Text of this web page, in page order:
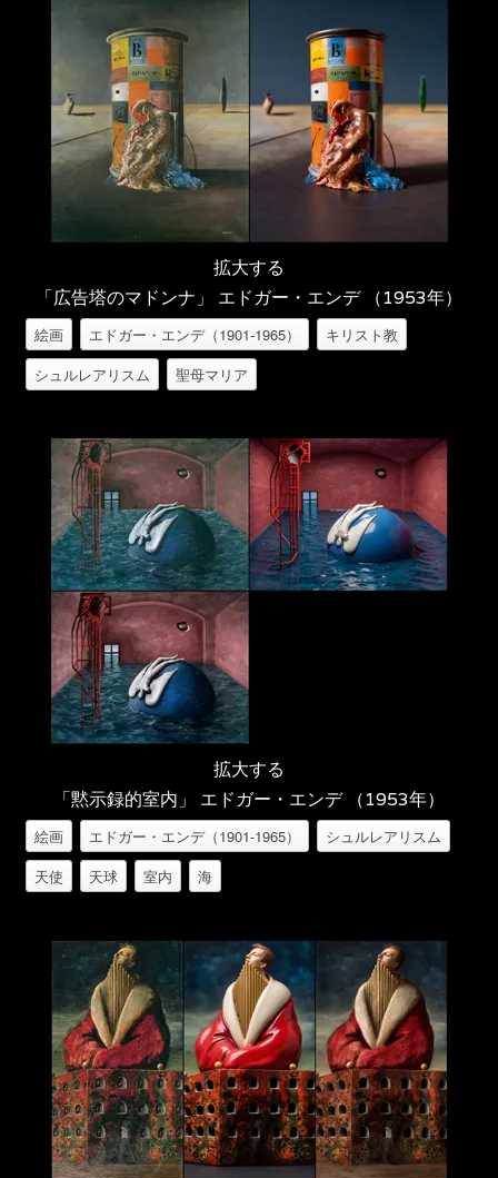
拡大する
「広告塔のマドンナ」 エドガー・エンデ （1953年）
絵画 エドガー・エンデ（1901-1965）
キリスト教
シュルレアリスム
聖母マリア
拡大する
「黙示録的室内」 エドガー・エンデ （1953年）
絵画 エドガー・エンデ（1901-1965）
シュルレアリスム
天使
天球 室内 海